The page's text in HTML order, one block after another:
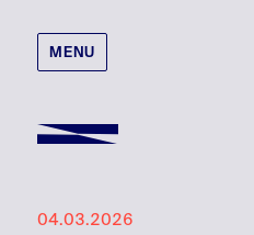
MENU
04.03.2026